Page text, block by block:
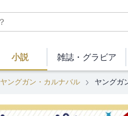
小説 雑誌・ グラビア
ヤングガン・カルナバル ヤングガ